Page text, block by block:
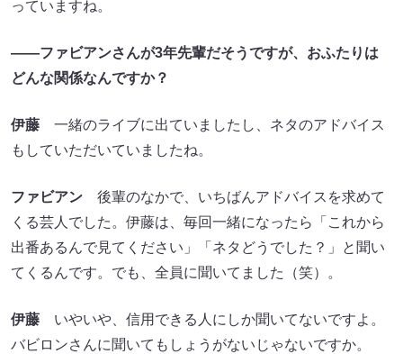
っていますね。
――ファビアンさんが3年先輩だそうですが、おふたりは
どんな関係なんですか？
伊藤 一緒のライブに出ていましたし、ネタのアドバイス
もしていただいていましたね。
ファビアン 後輩のなかで、いちばんアドバイスを求めて
くる芸人でした。伊藤は、毎回一緒になったら「これから
出番あるんで見てください」「ネタどうでした？」と聞い
てくるんです。でも、全員に聞いてました（笑）。
伊藤 いやいや、信用できる人にしか聞いてないですよ。
バビロンさんに聞いてもしょうがないじゃないですか。